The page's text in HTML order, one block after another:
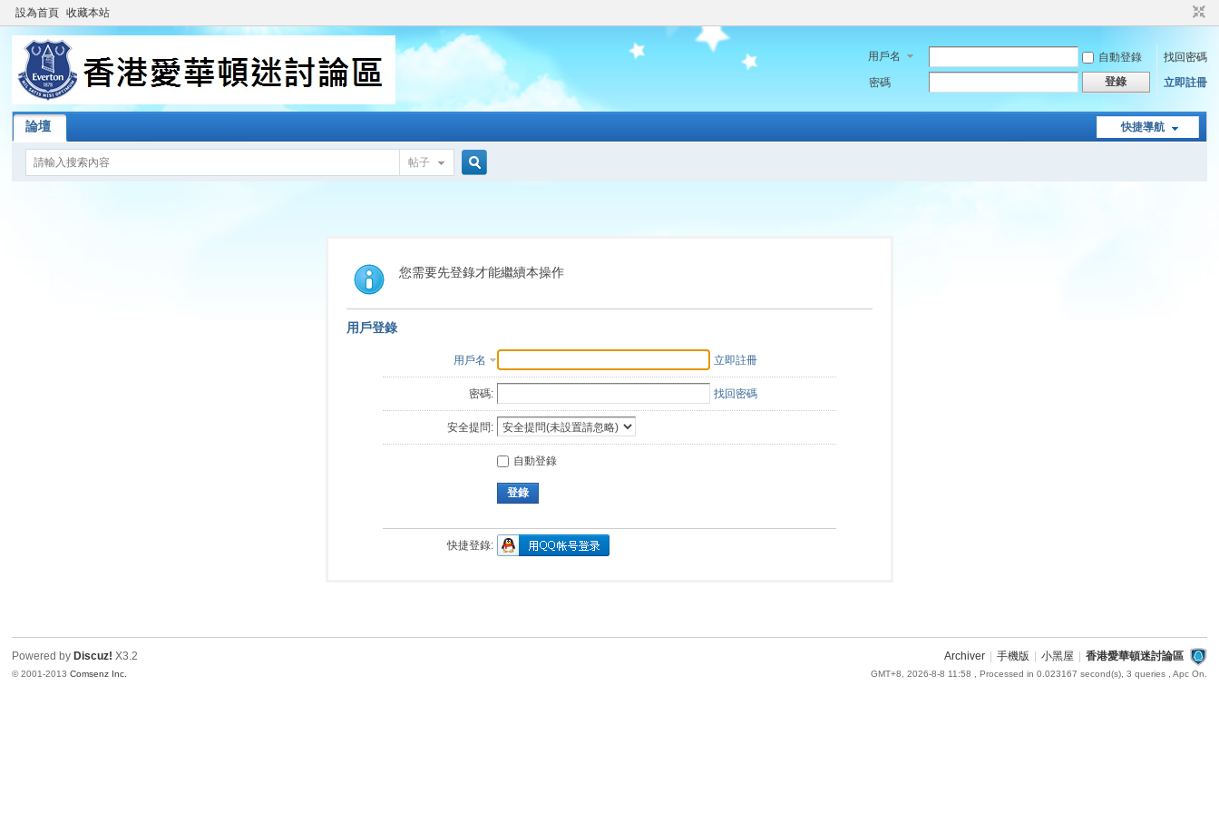
設為首頁 收藏本站
用戶名 自動登錄
找回密碼
密碼
登錄 立即註冊
快捷導航
論壇
帖子
索
您需要先登錄才能繼續本操作
用戶登錄
用戶名 立即註冊
密碼: 找回密碼
安全提問:
自動登錄
登錄
快捷登錄:
Archiver 手機版 小黑屋 香港愛華頓迷討論區
GMT+8, 2026-8-8 11:58 , Processed in 0.023167 second(s), 3 queries , Apc On.
Powered by Discuz! X3.2
© 2001-2013Comsenz Inc.